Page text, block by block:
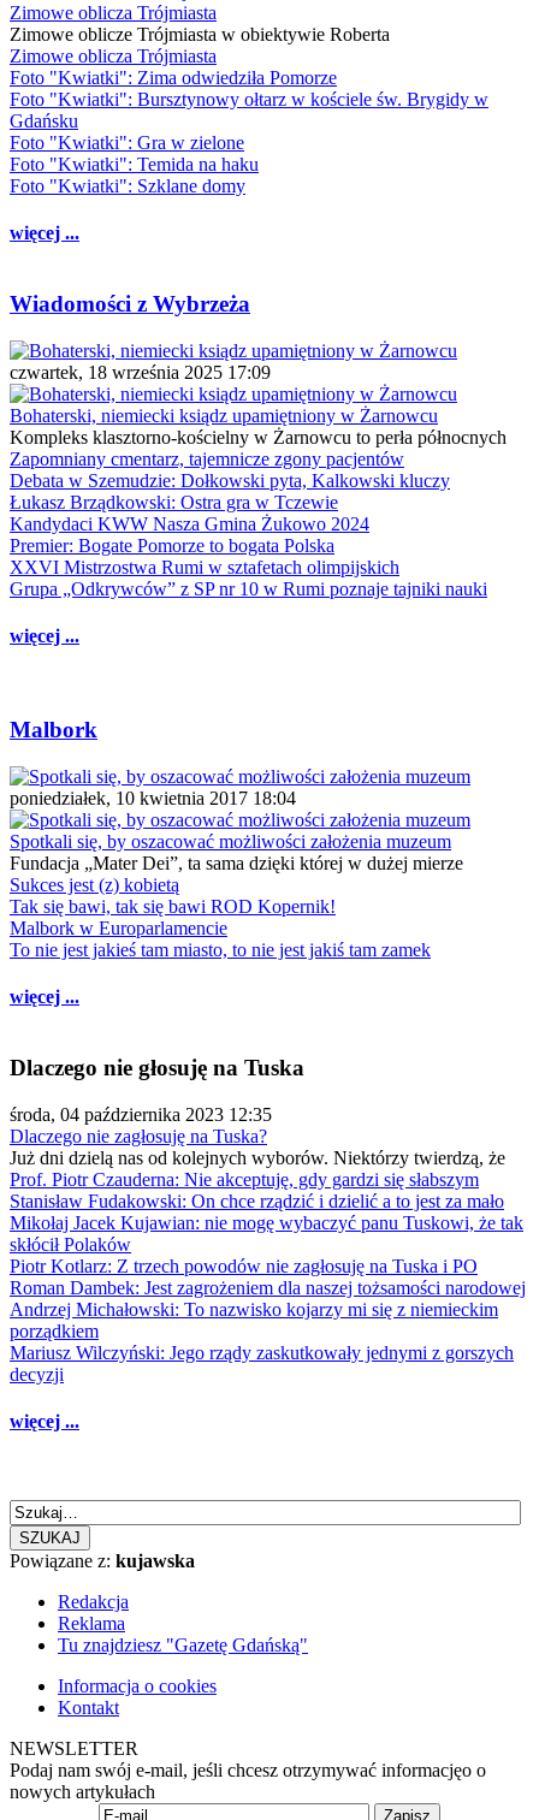
Zimowe oblicza Trójmiasta
Zimowe oblicze Trójmiasta w obiektywie Roberta
Zimowe oblicza Trójmiasta
Foto "Kwiatki": Zima odwiedziła Pomorze
Foto "Kwiatki": Bursztynowy ołtarz w kościele św. Brygidy w
Gdańsku
Foto "Kwiatki": Gra w zielone
Foto "Kwiatki": Temida na haku
Foto "Kwiatki": Szklane domy
więcej ...
Wiadomości z Wybrzeża
czwartek, 18 września 2025 17:09
Bohaterski, niemiecki ksiądz upamiętniony w Żarnowcu
Kompleks klasztorno-kościelny w Żarnowcu to perła północnych
Zapomniany cmentarz, tajemnicze zgony pacjentów
Debata w Szemudzie: Dołkowski pyta, Kalkowski kluczy
Łukasz Brządkowski: Ostra gra w Tczewie
Kandydaci KWW Nasza Gmina Żukowo 2024
Premier: Bogate Pomorze to bogata Polska
XXVI Mistrzostwa Rumi w sztafetach olimpijskich
Grupa „Odkrywców” z SP nr 10 w Rumi poznaje tajniki nauki
więcej ...
Malbork
poniedziałek, 10 kwietnia 2017 18:04
Spotkali się, by oszacować możliwości założenia muzeum
Fundacja „Mater Dei”, ta sama dzięki której w dużej mierze
Sukces jest (z) kobietą
Tak się bawi, tak się bawi ROD Kopernik!
Malbork w Europarlamencie
To nie jest jakieś tam miasto, to nie jest jakiś tam zamek
więcej ...
Dlaczego nie głosuję na Tuska
środa, 04 października 2023 12:35
Dlaczego nie zagłosuję na Tuska?
Już dni dzielą nas od kolejnych wyborów. Niektórzy twierdzą, że
Prof. Piotr Czauderna: Nie akceptuję, gdy gardzi się słabszym
Stanisław Fudakowski: On chce rządzić i dzielić a to jest za mało
Mikołaj Jacek Kujawian: nie mogę wybaczyć panu Tuskowi, że tak
skłócił Polaków
Piotr Kotlarz: Z trzech powodów nie zagłosuję na Tuska i PO
Roman Dambek: Jest zagrożeniem dla naszej tożsamości narodowej
Andrzej Michałowski: To nazwisko kojarzy mi się z niemieckim
porządkiem
Mariusz Wilczyński: Jego rządy zaskutkowały jednymi z gorszych
decyzji
więcej ...
SZUKAJ
Powiązane z: kujawska
Redakcja
Reklama
Tu znajdziesz "Gazetę Gdańską"
Informacja o cookies
Kontakt
NEWSLETTER
Podaj nam swój e-mail, jeśli chcesz otrzymywać informacjęo o
nowych artykułach
Zapisz